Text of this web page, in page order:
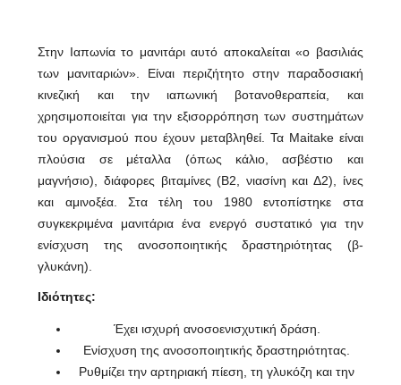
Στην Ιαπωνία το μανιτάρι αυτό αποκαλείται «ο βασιλιάς
των μανιταριών». Είναι περιζήτητο στην παραδοσιακή
κινεζική και την ιαπωνική βοτανοθεραπεία, και
χρησιμοποιείται για την εξισορρόπηση των συστημάτων
του οργανισμού που έχουν μεταβληθεί. Τα Maitake είναι
πλούσια σε μέταλλα (όπως κάλιο, ασβέστιο και
μαγνήσιο), διάφορες βιταμίνες (Β2, νιασίνη και Δ2), ίνες
και αμινοξέα. Στα τέλη του 1980 εντοπίστηκε στα
συγκεκριμένα μανιτάρια ένα ενεργό συστατικό για την
ενίσχυση της ανοσοποιητικής δραστηριότητας (β-
γλυκάνη).
Ιδιότητες:
Έχει ισχυρή ανοσοενισχυτική δράση.
Ενίσχυση της ανοσοποιητικής δραστηριότητας.
Ρυθμίζει την αρτηριακή πίεση, τη γλυκόζη και την